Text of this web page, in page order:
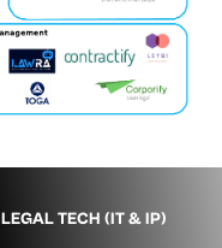
LEGAL TECH (IT & IP)